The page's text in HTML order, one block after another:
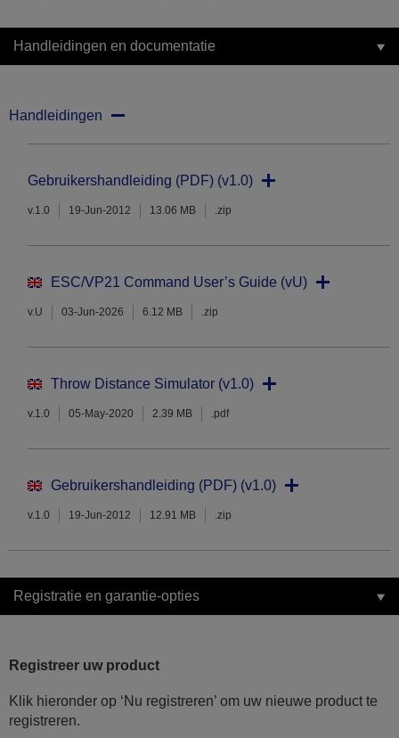
Handleidingen en documentatie
Handleidingen
Gebruikershandleiding (PDF) (v1.0)
v.1.0 19-Jun-2012 13.06 MB .zip
ESC/VP21 Command User’s Guide (vU)
v.U 03-Jun-2026 6.12 MB .zip
Throw Distance Simulator (v1.0)
v.1.0 05-May-2020 2.39 MB .pdf
Gebruikershandleiding (PDF) (v1.0)
v.1.0 19-Jun-2012 12.91 MB .zip
Registratie en garantie-opties
Registreer uw product
Klik hieronder op ‘Nu registreren’ om uw nieuwe product te
registreren.